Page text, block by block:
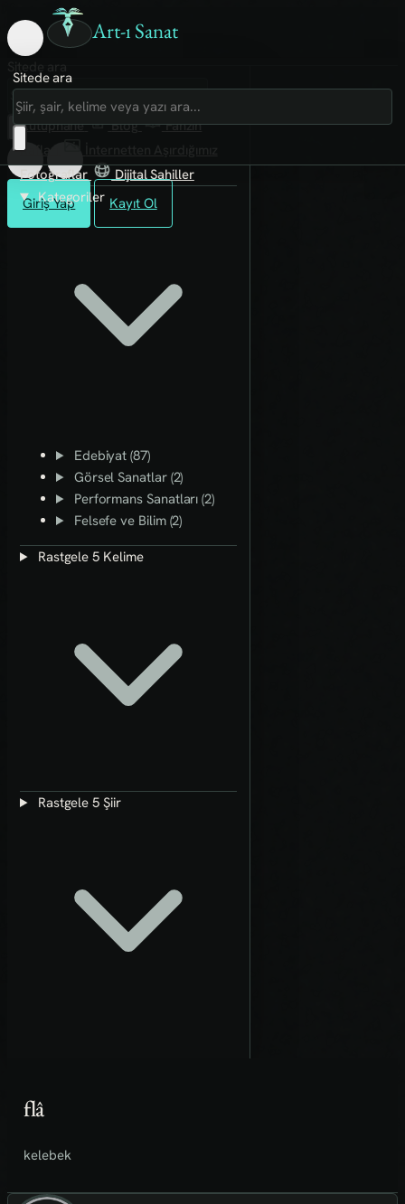
Art-ı Sanat
Giriş Yap Kayıt Ol
Sitede ara
Art-ı Sosyal
İmece
Kütüphane
Blog
Fanzin
Rafları
Fotoğraflar
Dijital Sahiller
Kategoriler
Edebiyat (87)
Görsel Sanatlar (2)
Performans Sanatları (2)
Felsefe ve Bilim (2)
Rastgele 5 Kelime
Rastgele 5 Şiir
flâ
kelebek